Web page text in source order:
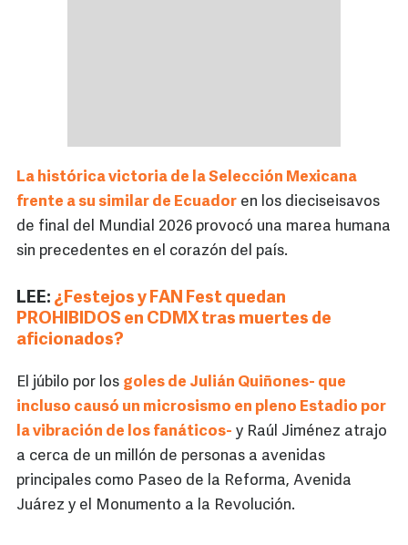
La histórica victoria de la Selección Mexicana
frente a su similar de Ecuador en los dieciseisavos
de final del Mundial 2026 provocó una marea humana
sin precedentes en el corazón del país.
LEE: ¿Festejos y FAN Fest quedan
PROHIBIDOS en CDMX tras muertes de
aficionados?
El júbilo por los goles de Julián Quiñones- que
incluso causó un microsismo en pleno Estadio por
la vibración de los fanáticos- y Raúl Jiménez atrajo
a cerca de un millón de personas a avenidas
principales como Paseo de la Reforma, Avenida
Juárez y el Monumento a la Revolución.